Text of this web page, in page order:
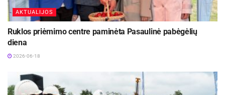
AKTUALIJOS
Ruklos priėmimo centre paminėta Pasaulinė pabėgėlių
diena
2026-06-18